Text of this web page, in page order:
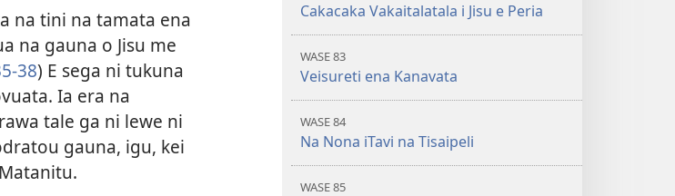
na tini na tamata ena
na gauna o Jisu me
38) E sega ni tukuna
Ia era na
tale ga ni lewe ni
gauna, igu, kei
Cakacaka Vakaitalatala i Jisu e Peria
WASE 83
Veisureti ena Kanavata
WASE 84
Na Nona iTavi na Tisaipeli
WASE 85